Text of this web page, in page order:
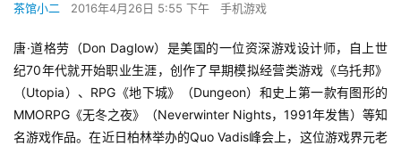
茶馆小二 2016年4月26日 5:55 下午 手机游戏
唐·道格劳（Don Daglow）是美国的一位资深游戏设计师，自上世
纪70年代就开始职业生涯，创作了早期模拟经营类游戏《乌托邦》
（Utopia）、RPG《地下城》（Dungeon）和史上第一款有图形的
MMORPG《无冬之夜》（Neverwinter Nights，1991年发售）等知
名游戏作品。在近日柏林举办的Quo Vadis峰会上，这位游戏界元老